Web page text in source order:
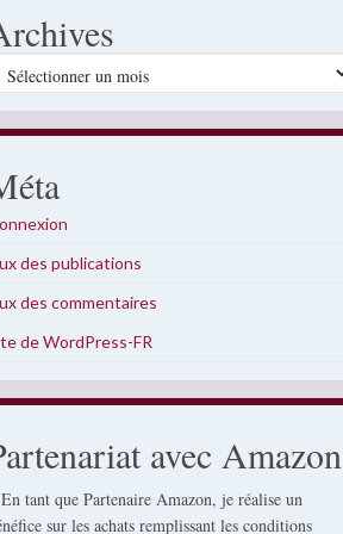
des publications
des commentaires
de WordPress-FR
avec Amazon
tant que Partenaire Amazon, je réalise un
sur les achats remplissant les conditions